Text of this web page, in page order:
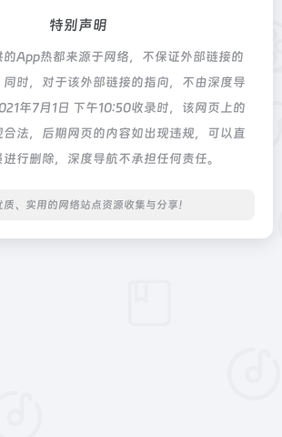
特别声明
App热都来源于网络，不保证外部链接的
时，对于该外部链接的指向，不由深度导
年7月1日 下午10:50收录时，该网页上的
法，后期网页的内容如出现违规，可以直
行删除，深度导航不承担任何责任。
、实用的网络站点资源收集与分享！